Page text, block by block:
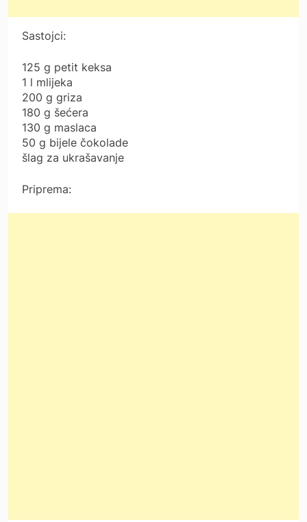
Sastojci:
125 g petit keksa
1 l mlijeka
200 g griza
180 g šećera
130 g maslaca
50 g bijele čokolade
šlag za ukrašavanje
Priprema: